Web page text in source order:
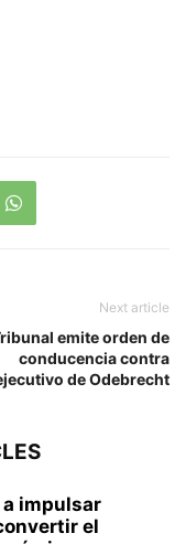
Next article
emite orden de
conducencia contra
de Odebrecht
impulsar
el